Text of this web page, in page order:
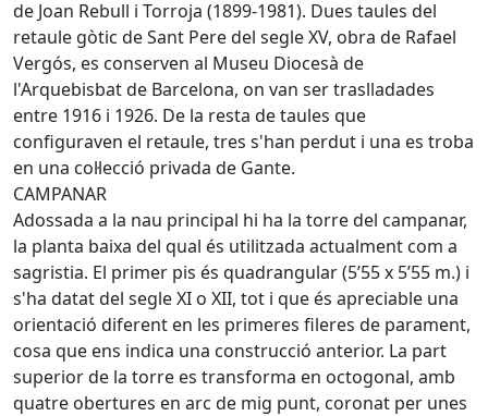
de Joan Rebull i Torroja (1899-1981). Dues taules del
retaule gòtic de Sant Pere del segle XV, obra de Rafael
Vergós, es conserven al Museu Diocesà de
l'Arquebisbat de Barcelona, on van ser traslladades
entre 1916 i 1926. De la resta de taules que
configuraven el retaule, tres s'han perdut i una es troba
en una col·lecció privada de Gante.
CAMPANAR
Adossada a la nau principal hi ha la torre del campanar,
la planta baixa del qual és utilitzada actualment com a
sagristia. El primer pis és quadrangular (5’55 x 5’55 m.) i
s'ha datat del segle XI o XII, tot i que és apreciable una
orientació diferent en les primeres fileres de parament,
cosa que ens indica una construcció anterior. La part
superior de la torre es transforma en octogonal, amb
quatre obertures en arc de mig punt, coronat per unes